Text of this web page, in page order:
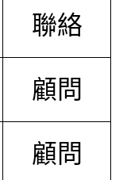
聯絡
顧問
顧問